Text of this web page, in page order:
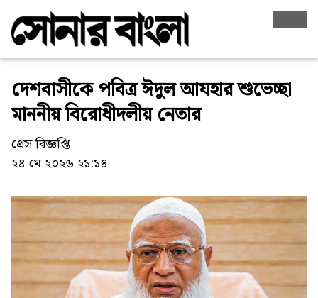
দেশবাসীকে পবিত্র ঈদুল আযহার শুভেচ্ছা
মাননীয় বিরোধীদলীয় নেতার
প্রেস বিজ্ঞপ্তি
২৪ মে ২০২৬ ২১:১৪